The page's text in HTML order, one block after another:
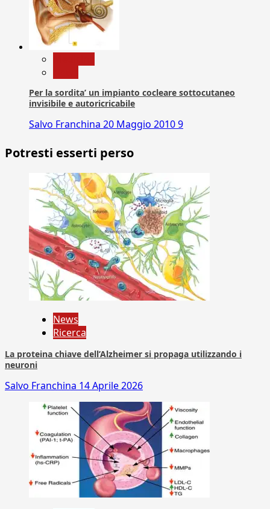
Per la sordita’ un impianto cocleare sottocutaneo
invisibile e autoricricabile
Salvo Franchina 20 Maggio 20109
Potresti esserti perso
News
Ricerca
La proteina chiave dell’Alzheimer si propaga utilizzando i
neuroni
Salvo Franchina 14 Aprile 2026